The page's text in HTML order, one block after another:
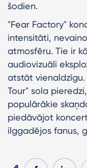
šodien.
"Fear Factory"
intensitāti,
atmosfēru. Tie ir
audiovizuāli
atstāt
Tour" sola
populārākie
piedāvājot
ilggadējos fanus,